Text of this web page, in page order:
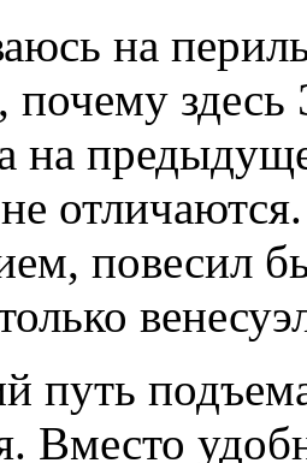
на
почему
на
повесил
путь
Вместо